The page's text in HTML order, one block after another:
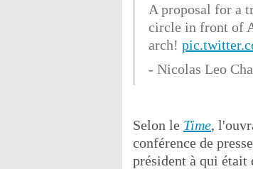
A proposal for a
circle in front of
arch!
- Nicolas Leo
Selon le Time,
conférence de
président à qui était